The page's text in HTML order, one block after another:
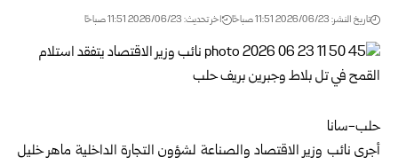
تاريخ النشر: 2026/06/23 11:51 صباحًا اخر تحديث: 2026/06/23 11:51 صباحًا
حلب-سانا
أجرى نائب وزير الاقتصاد والصناعة لشؤون التجارة الداخلية ماهر خليل